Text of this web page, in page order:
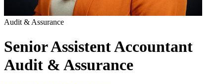
Audit & Assurance
Senior Assistent Accountant
Audit & Assurance